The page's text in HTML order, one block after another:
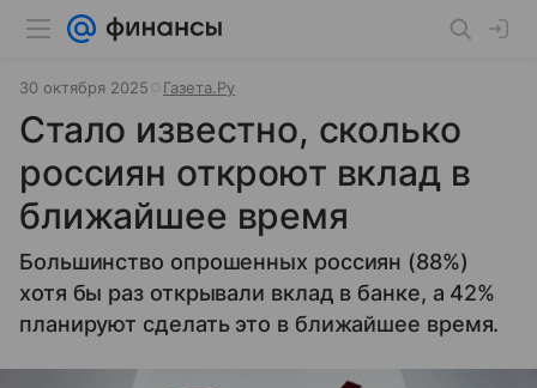
30 октября 2025 Газета.Ру
Стало известно, сколько
россиян откроют вклад в
ближайшее время
Большинство опрошенных россиян (88%)
хотя бы раз открывали вклад в банке, а 42%
планируют сделать это в ближайшее время.